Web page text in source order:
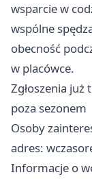
wsparcie w
wspólne
obecność
w placówce.
Zgłoszenia
poza sezonem
Osoby
adres:
Informacje o